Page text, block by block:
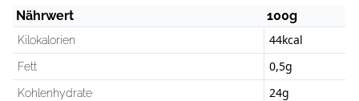
Nährwert 100g
Kilokalorien 44kcal
Fett 0,5g
Kohlenhydrate 24g